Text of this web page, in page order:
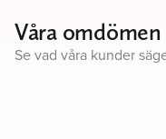
Våra omdömen
Se vad våra kunder